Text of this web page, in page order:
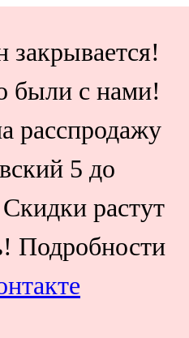
были с нами!
расспродажу
5 до
растут
Подробности